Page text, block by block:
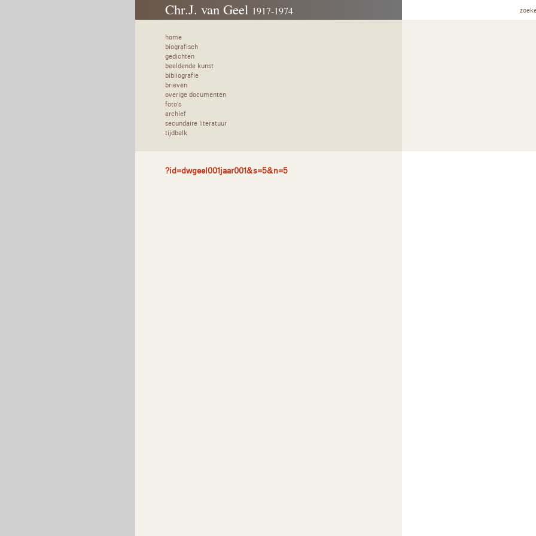
Chr.J. van Geel 1917-1974
home
biografisch
gedichten
beeldende kunst
bibliografie
brieven
overige documenten
foto's
archief
secundaire literatuur
tijdbalk
?id=dwgeel001jaar001&s=5&n=5